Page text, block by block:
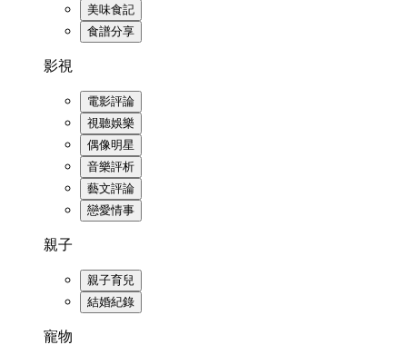
美味食記
食譜分享
影視
電影評論
視聽娛樂
偶像明星
音樂評析
藝文評論
戀愛情事
親子
親子育兒
結婚紀錄
寵物